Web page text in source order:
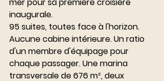
inaugurale.
95 suites, toutes face à l'horizon.
Aucune cabine intérieure. Un ratio
d'un membre d'équipage pour
chaque passager. Une marina
transversale de 676 m², deux